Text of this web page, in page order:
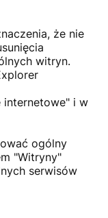
że nie
witryn.
internetowe" i w
ogólny
"Witryny"
serwisów